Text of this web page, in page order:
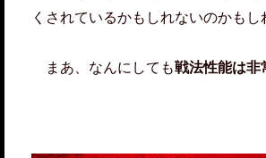
くされているかもしれないのかもし
まあ、なんにしても戦法性能は非